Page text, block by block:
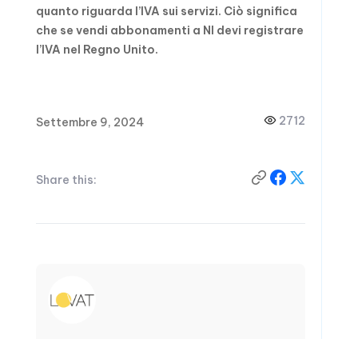
quanto riguarda l’IVA sui servizi. Ciò significa
che se vendi abbonamenti a NI devi registrare
l’IVA nel Regno Unito.
Settembre 9, 2024 2712
Share this: